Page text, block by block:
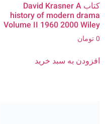
کتاب David Krasner A
history of modern drama
Volume II 1960 2000 Wiley
0تومان
افزودن به سبد خرید